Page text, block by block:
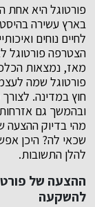
פורטוגל היא אחת
בארץ עשירה
לחיים נוחים
הצטרפה פורטוגל
מאז, נמצאות
פורטוגל שמה
חוץ במדינה.
ובהמשך גם
מהי בדיוק ההצעה
שכאי לה? היכן
להלן התשובות.
ההצעה של
להשקעה